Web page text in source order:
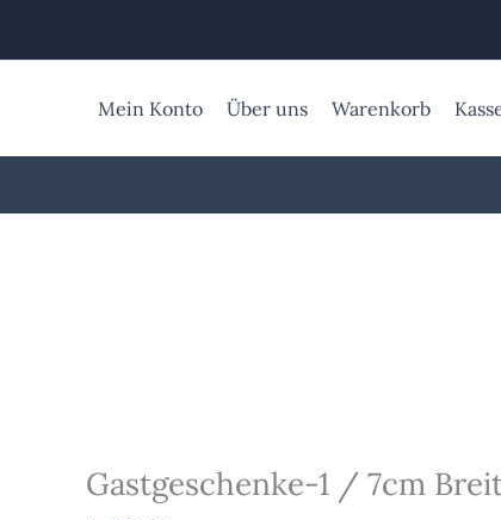
Mein Konto Über uns Warenkorb
Gastgeschenke-1 / 7cm